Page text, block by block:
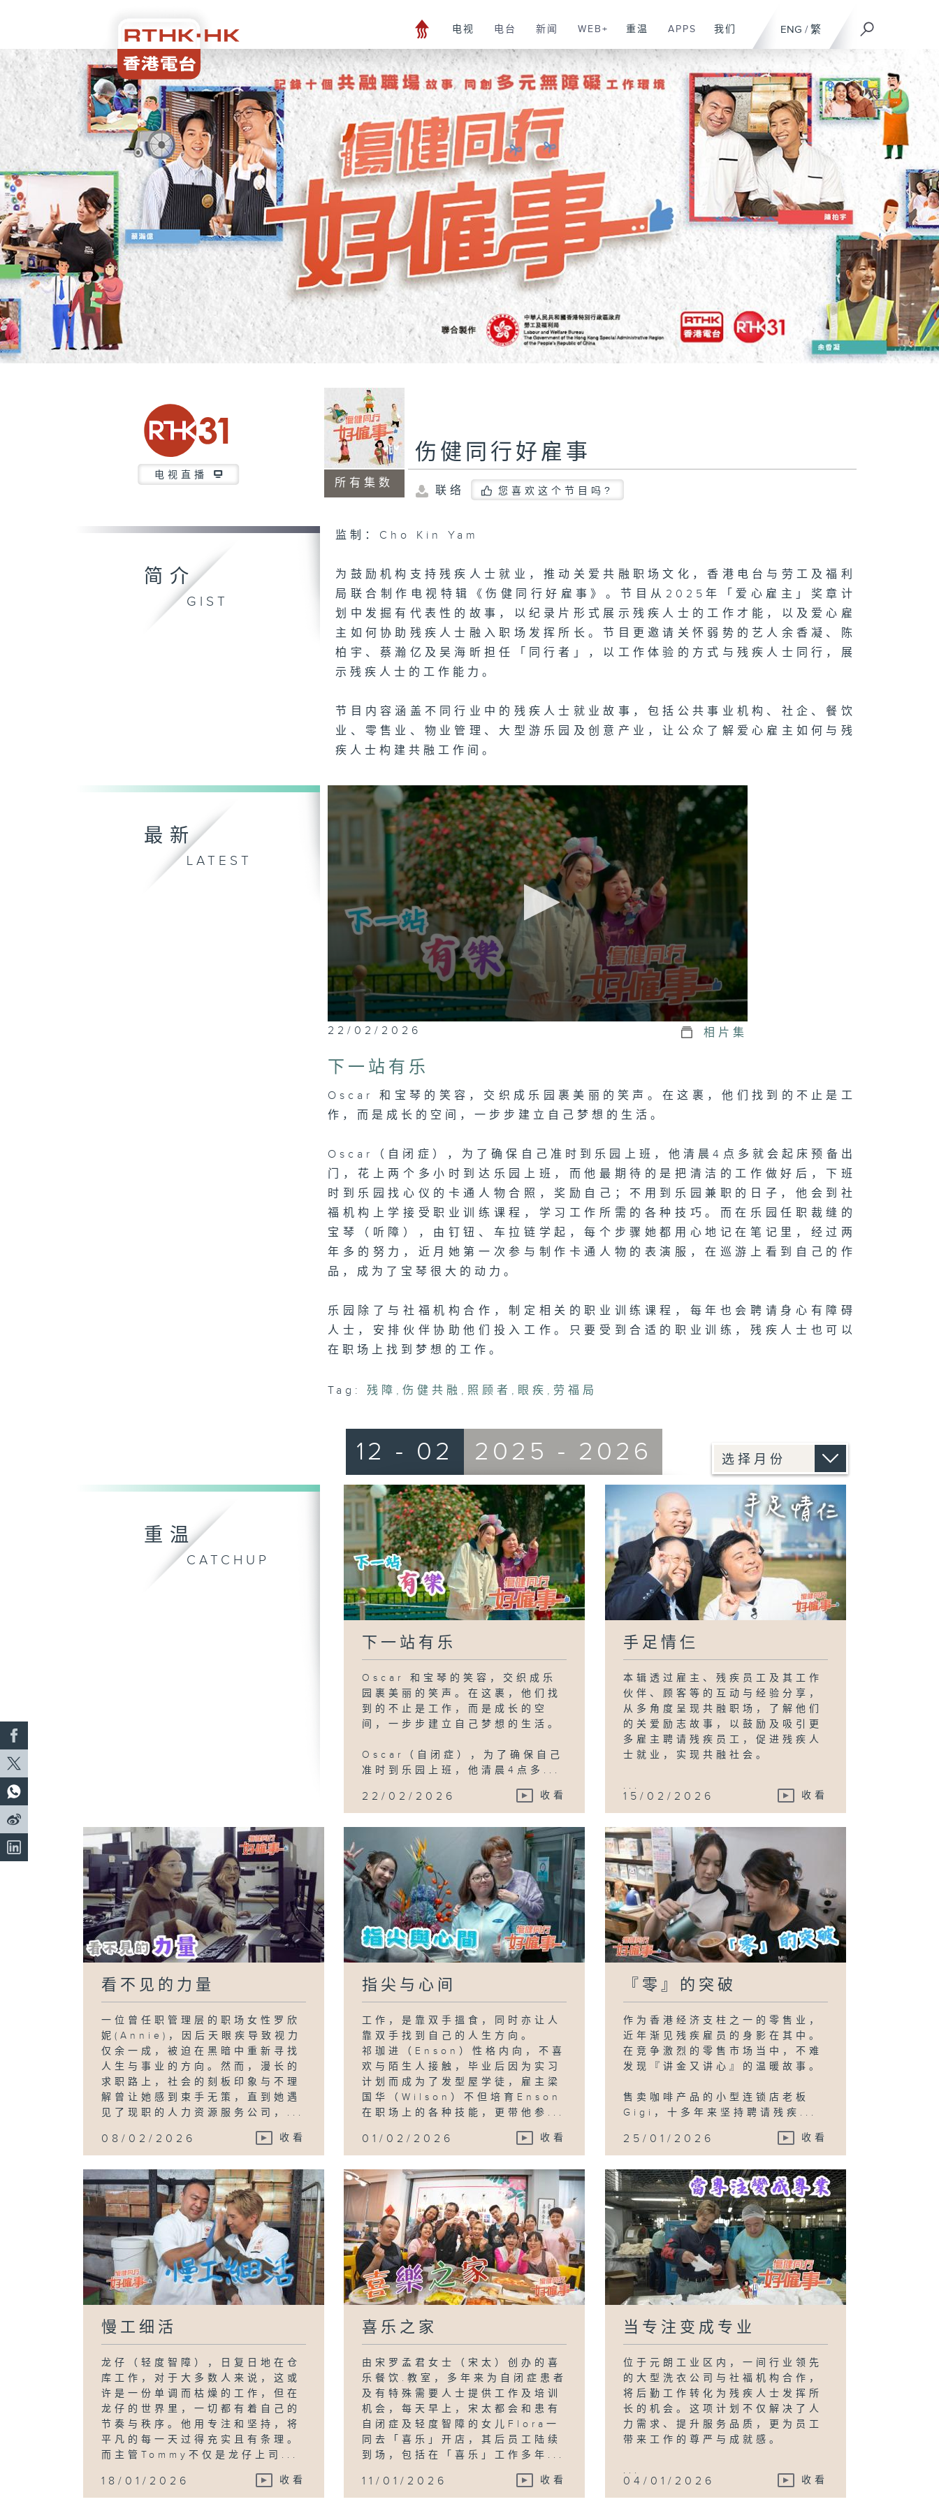
ENG / 繁
电视 电台 新闻 WEB+ 重温 APPS 我们
电视直播
所有集数
伤健同行好雇事
联络 您喜欢这个节目吗?
简介
GIST
监制：Cho Kin Yam
为鼓励机构支持残疾人士就业，推动关爱共融职场文化，香港电台与劳工及福利
局联合制作电视特辑《伤健同行好雇事》。节目从2025年「爱心雇主」奖章计
划中发掘有代表性的故事，以纪录片形式展示残疾人士的工作才能，以及爱心雇
主如何协助残疾人士融入职场发挥所长。节目更邀请关怀弱势的艺人余香凝、陈
柏宇、蔡瀚亿及吴海昕担任「同行者」，以工作体验的方式与残疾人士同行，展
示残疾人士的工作能力。
节目内容涵盖不同行业中的残疾人士就业故事，包括公共事业机构、社企、餐饮
业、零售业、物业管理、大型游乐园及创意产业，让公众了解爱心雇主如何与残
疾人士构建共融工作间。
最新
LATEST
0
seconds
23
minutes,
seconds Volume
22/02/2026 相片集
下一站有乐
Oscar 和宝琴的笑容，交织成乐园裹美丽的笑声。在这裹，他们找到的不止是工
作，而是成长的空间，一步步建立自己梦想的生活。
Oscar（自闭症），为了确保自己准时到乐园上班，他清晨4点多就会起床预备出
门，花上两个多小时到达乐园上班，而他最期待的是把清洁的工作做好后，下班
时到乐园找心仪的卡通人物合照，奖励自己；不用到乐园兼职的日子，他会到社
福机构上学接受职业训练课程，学习工作所需的各种技巧。而在乐园任职裁缝的
宝琴（听障），由钉钮、车拉链学起，每个步骤她都用心地记在笔记里，经过两
年多的努力，近月她第一次参与制作卡通人物的表演服，在巡游上看到自己的作
品，成为了宝琴很大的动力。
乐园除了与社福机构合作，制定相关的职业训练课程，每年也会聘请身心有障碍
人士，安排伙伴协助他们投入工作。只要受到合适的职业训练，残疾人士也可以
在职场上找到梦想的工作。
Tag: 残障 , 伤健共融 , 照顾者 , 眼疾 , 劳福局
重温
CATCHUP
12 - 02 2025 - 2026
下一站有乐
Oscar 和宝琴的笑容，交织成乐
园裹美丽的笑声。在这裹，他们找
到的不止是工作，而是成长的空
间，一步步建立自己梦想的生活。
Oscar（自闭症），为了确保自己
准时到乐园上班，他清晨4点多...
22/02/2026 收看
手足情仨
本辑透过雇主、残疾员工及其工作
伙伴、顾客等的互动与经验分享，
从多角度呈现共融职场，了解他们
的关爱励志故事，以鼓励及吸引更
多雇主聘请残疾员工，促进残疾人
士就业，实现共融社会。
...
15/02/2026 收看
看不见的力量
一位曾任职管理层的职场女性罗欣
妮(Annie)，因后天眼疾导致视力
仅余一成，被迫在黑暗中重新寻找
人生与事业的方向。然而，漫长的
求职路上，社会的刻板印象与不理
解曾让她感到束手无策，直到她遇
见了现职的人力资源服务公司，...
08/02/2026 收看
指尖与心间
工作，是靠双手搵食，同时亦让人
靠双手找到自己的人生方向。
祁珈进（Enson）性格内向，不喜
欢与陌生人接触，毕业后因为实习
计划而成为了发型屋学徒，雇主梁
国华（Wilson）不但培育Enson
在职场上的各种技能，更带他参...
01/02/2026 收看
『零』的突破
作为香港经济支柱之一的零售业，
近年渐见残疾雇员的身影在其中。
在竞争激烈的零售市场当中，不难
发现『讲金又讲心』的温暖故事。
售卖咖啡产品的小型连锁店老板
Gigi，十多年来坚持聘请残疾...
25/01/2026 收看
慢工细活
龙仔（轻度智障），日复日地在仓
库工作，对于大多数人来说，这或
许是一份单调而枯燥的工作，但在
龙仔的世界里，一切都有着自己的
节奏与秩序。他用专注和坚持，将
平凡的每一天过得充实且有条理。
而主管Tommy不仅是龙仔上司...
18/01/2026 收看
喜乐之家
由宋罗孟君女士（宋太）创办的喜
乐餐饮.教室，多年来为自闭症患者
及有特殊需要人士提供工作及培训
机会，每天早上，宋太都会和患有
自闭症及轻度智障的女儿Flora一
同去「喜乐」开店，其后员工陆续
到场，包括在「喜乐」工作多年...
11/01/2026 收看
当专注变成专业
位于元朗工业区内，一间行业领先
的大型洗衣公司与社福机构合作，
将后勤工作转化为残疾人士发挥所
长的机会。这项计划不仅解决了人
力需求、提升服务品质，更为员工
带来工作的尊严与成就感。
...
04/01/2026 收看